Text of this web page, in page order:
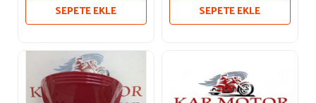
SEPETE EKLE
SEPETE EKLE